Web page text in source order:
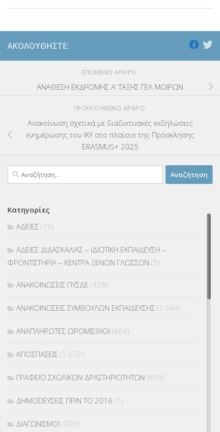
ΑΚΟΛΟΥΘΉΣΤΕ:
ΕΠΌΜΕΝΟ ΆΡΘΡΟ
ΑΝΑΘΕΣΗ ΕΚΔΡΟΜΗΣ Α’ ΤΑΞΗΣ ΓΕΛ ΜΟΙΡΩΝ
ΠΡΟΗΓΟΎΜΕΝΟ ΆΡΘΡΟ
Ανακοίνωση σχετικά με διαδικτυακές εκδηλώσεις
ενημέρωσης του ΙΚΥ στο πλαίσιο της Πρόσκλησης
ERASMUS+ 2025
Αναζήτηση
για:
Κατηγορίες
ΑΔΕΙΕΣ (75)
ΑΔΕΙΕΣ ΔΙΔΑΣΚΑΛΙΑΣ – ΙΔΙΩΤΙΚΗ ΕΚΠΑΙΔΕΥΣΗ –
ΦΡΟΝΤΙΣΤΗΡΙΑ – ΚΕΝΤΡΑ ΞΕΝΩΝ ΓΛΩΣΣΩΝ (5)
ΑΝΑΚΟΙΝΩΣΕΙΣ ΠΥΣΔΕ (428)
ΑΝΑΚΟΙΝΩΣΕΙΣ ΣΥΜΒΟΥΛΩΝ ΕΚΠΑΙΔΕΥΣΗΣ (1.564)
ΑΝΑΠΛΗΡΩΤΕΣ ΩΡΟΜΙΣΘΙΟΙ (864)
ΑΠΟΣΠΑΣΕΙΣ (1.072)
ΓΡΑΦΕΙΟ ΣΧΟΛΙΚΩΝ ΔΡΑΣΤΗΡΙΟΤΗΤΩΝ (695)
ΔΗΜΟΣΙΕΥΣΕΙΣ ΠΡΙΝ ΤΟ 2016 (1)
ΔΙΑΓΩΝΙΣΜΟΙ (305)